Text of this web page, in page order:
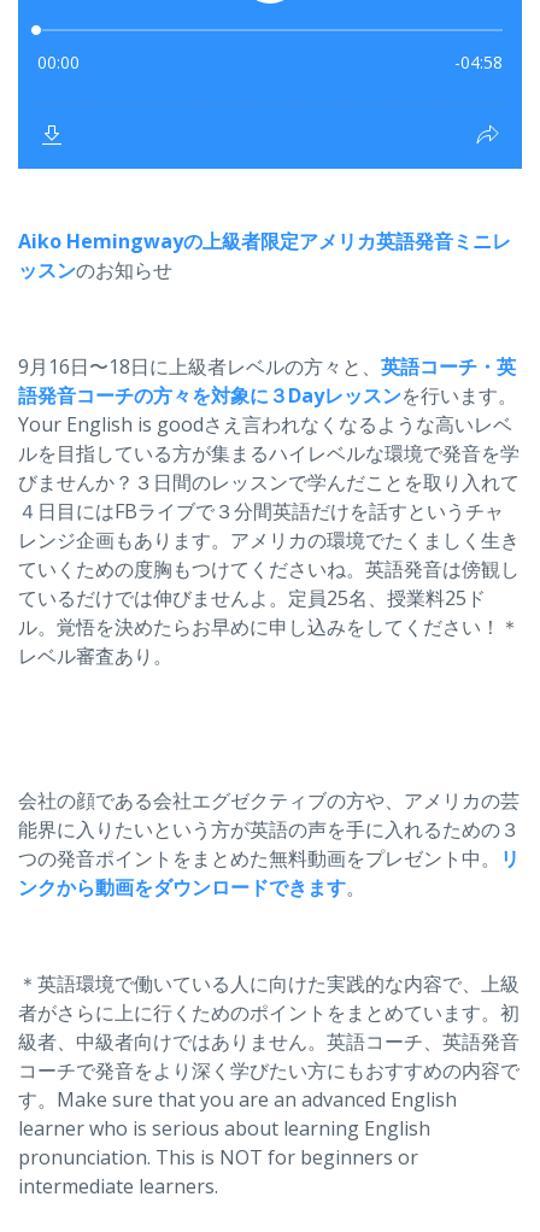
Aiko Hemingwayの上級者限定アメリカ英語発音ミニレ
ッスンのお知らせ
9月16日〜18日に上級者レベルの方々と、 英語コーチ・英
語発音コーチの方々を対象に３Dayレッスンを行います。
Your English is goodさえ言われなくなるような高いレベ
ルを目指している方が集まるハイレベルな環境で発音を学
びませんか？３日間のレッスンで学んだことを取り入れて
４日目にはFBライブで３分間英語だけを話すというチャ
レンジ企画もあります。アメリカの環境でたくましく生き
ていくための度胸もつけてくださいね。英語発音は傍観し
ているだけでは伸びませんよ。定員25名、授業料25ド
ル。覚悟を決めたらお早めに申し込みをしてください！＊
レベル審査あり。
会社の顔である会社エグゼクティブの方や、アメリカの芸
能界に入りたいという方が英語の声を手に入れるための３
つの発音ポイントをまとめた無料動画をプレゼント中。
リ
ンクから動画をダウンロードできます。
＊英語環境で働いている人に向けた実践的な内容で、上級
者がさらに上に行くためのポイントをまとめています。初
級者、中級者向けではありません。英語コーチ、英語発音
コーチで発音をより深く学びたい方にもおすすめの内容で
す。Make sure that you are an advanced English
learner who is serious about learning English
pronunciation. This is NOT for beginners or
intermediate learners.